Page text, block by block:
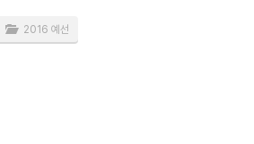
2016 예선